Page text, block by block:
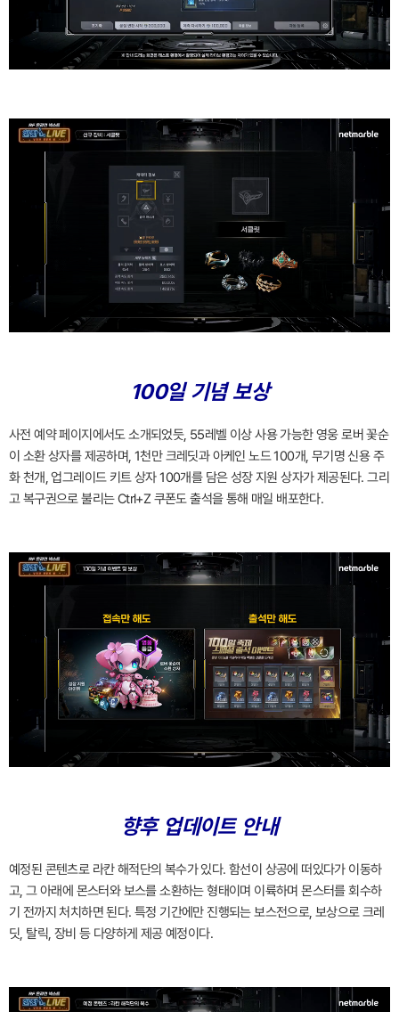
100일 기념 보상
사전 예약 페이지에서도 소개되었듯, 55레벨 이상 사용 가능한 영웅 로버 꽃순
이 소환 상자를 제공하며, 1천만 크레딧과 아케인 노드 100개, 무기명 신용 주
화 천개, 업그레이드 키트 상자 100개를 담은 성장 지원 상자가 제공된다. 그리
고 복구권으로 불리는 Ctrl+Z 쿠폰도 출석을 통해 매일 배포한다.
향후 업데이트 안내
예정된 콘텐츠로 라칸 해적단의 복수가 있다. 함선이 상공에 떠있다가 이동하
고, 그 아래에 몬스터와 보스를 소환하는 형태이며 이륙하며 몬스터를 회수하
기 전까지 처치하면 된다. 특정 기간에만 진행되는 보스전으로, 보상으로 크레
딧, 탈릭, 장비 등 다양하게 제공 예정이다.